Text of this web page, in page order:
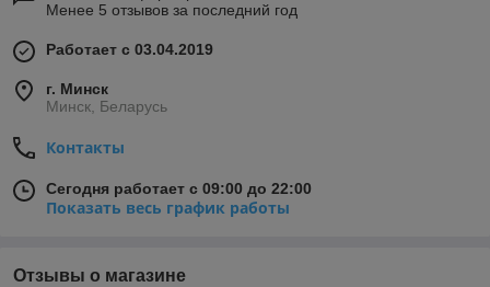
Менее 5 отзывов за последний год
Работает с 03.04.2019
г. Минск
Минск, Беларусь
Контакты
Сегодня работает с 09:00 до 22:00
Показать весь график работы
Отзывы о магазине